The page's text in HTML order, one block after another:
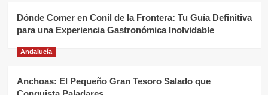
Dónde Comer en Conil de la Frontera: Tu Guía Definitiva
para una Experiencia Gastronómica Inolvidable
Andalucía
Anchoas: El Pequeño Gran Tesoro Salado que